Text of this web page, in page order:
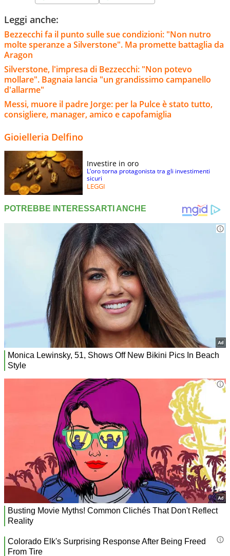
Leggi anche:
Bezzecchi fa il punto sulle sue condizioni: "Non nutro
molte speranze a Silverstone". Ma promette battaglia da
Aragon
Silverstone, l'impresa di Bezzecchi: "Non potevo
mollare". Bagnaia lancia "un grandissimo campanello
d'allarme"
Messi, muore il padre Jorge: per la Pulce è stato tutto,
consigliere, manager, amico e capofamiglia
Gioielleria Delfino
Investire in oro
L’oro torna protagonista tra gli investimenti
sicuri
LEGGI